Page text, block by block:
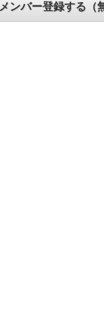
メンバー登録する（